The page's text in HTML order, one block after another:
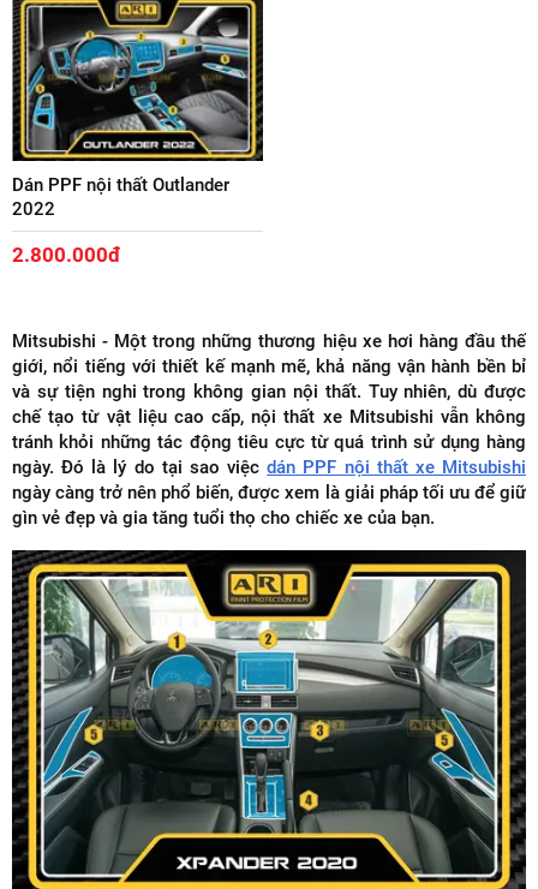
Dán PPF nội thất Outlander
2022
2.800.000đ
Mitsubishi - Một trong những thương hiệu xe hơi hàng đầu thế
giới, nổi tiếng với thiết kế mạnh mẽ, khả năng vận hành bền bỉ
và sự tiện nghi trong không gian nội thất. Tuy nhiên, dù được
chế tạo từ vật liệu cao cấp, nội thất xe Mitsubishi vẫn không
tránh khỏi những tác động tiêu cực từ quá trình sử dụng hàng
ngày. Đó là lý do tại sao việcdán PPF nội thất xe Mitsubishi
ngày càng trở nên phổ biến, được xem là giải pháp tối ưu để giữ
gìn vẻ đẹp và gia tăng tuổi thọ cho chiếc xe của bạn.